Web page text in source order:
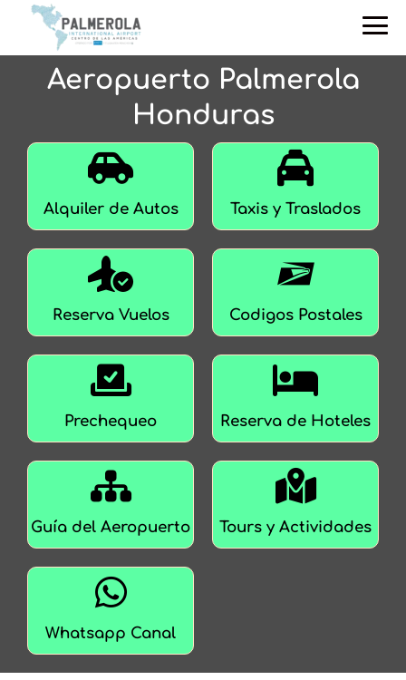
Aeropuerto Palmerola
Honduras
Alquiler de Autos Taxis y Traslados
Reserva Vuelos Codigos Postales
Prechequeo Reserva de Hoteles
Guía del Aeropuerto Tours y Actividades
Whatsapp Canal